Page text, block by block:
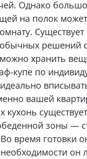
Однако
на полок
решений
хранить
купе по
вашей
зоны —
время готовки
он